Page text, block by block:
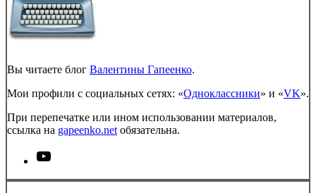
Вы читаете блог Валентины Гапеенко.
Мои профили с социальных сетях: «Одноклассники» и «VK».
При перепечатке или ином использовании материалов,
ссылка на gapeenko.netобязательна.